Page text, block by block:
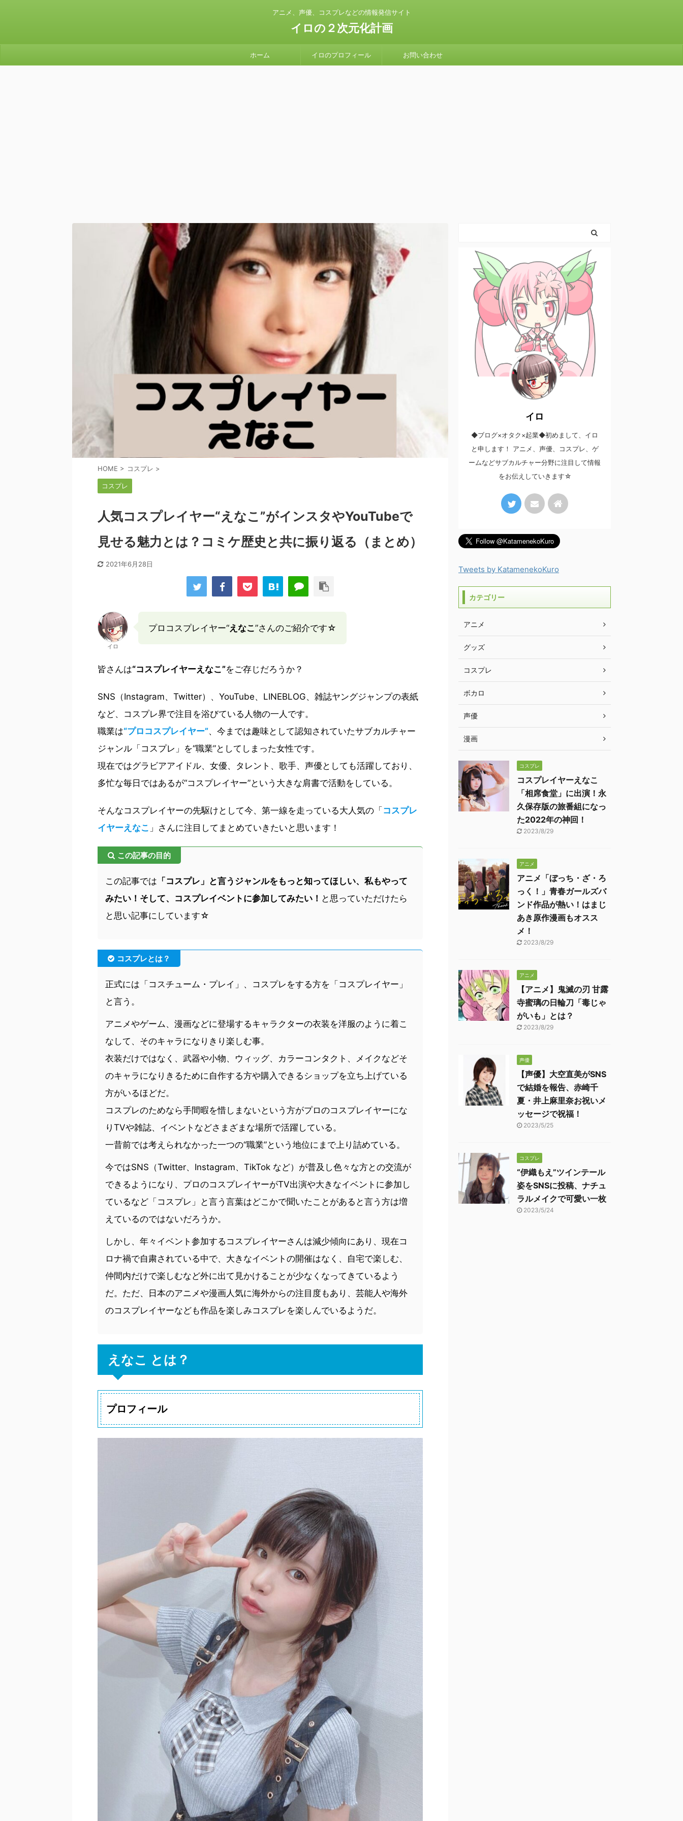
アニメ、声優、コスプレなどの情報発信サイト
イロの２次元化計画
ホーム イロのプロフィール お問い合わせ
HOME > コスプレ >
コスプレ
人気コスプレイヤー“えなこ”がインスタやYouTubeで
見せる魅力とは？コミケ歴史と共に振り返る（まとめ）
2021年6月28日
イロ
プロコスプレイヤー“えなこ”さんのご紹介です☆
皆さんは“コスプレイヤーえなこ”をご存じだろうか？
SNS（Instagram、Twitter）、YouTube、LINEBLOG、雑誌ヤングジャンプの表紙
など、コスプレ界で注目を浴びている人物の一人です。
職業は“プロコスプレイヤー”、今までは趣味として認知されていたサブカルチャー
ジャンル「コスプレ」を“職業”としてしまった女性です。
現在ではグラビアアイドル、女優、タレント、歌手、声優としても活躍しており、
多忙な毎日ではあるが“コスプレイヤー”という大きな肩書で活動をしている。
そんなコスプレイヤーの先駆けとして今、第一線を走っている大人気の「 コスプレ
イヤーえなこ 」さんに注目してまとめていきたいと思います！
この記事の目的
この記事では 「コスプレ」と言うジャンルをもっと知ってほしい、私もやって
みたい！そして、コスプレイベントに参加してみたい！ と思っていただけたら
と思い記事にしています☆
コスプレとは？
正式には「コスチューム・プレイ」、コスプレをする方を「コスプレイヤー」
と言う。
アニメやゲーム、漫画などに登場するキャラクターの衣装を洋服のように着こ
なして、そのキャラになりきり楽しむ事。
衣装だけではなく、武器や小物、ウィッグ、カラーコンタクト、メイクなどそ
のキャラになりきるために自作する方や購入できるショップを立ち上げている
方がいるほどだ。
コスプレのためなら手間暇を惜しまないという方がプロのコスプレイヤーにな
りTVや雑誌、イベントなどさまざまな場所で活躍している。
一昔前では考えられなかった一つの“職業”という地位にまで上り詰めている。
今ではSNS（Twitter、Instagram、TikTok など）が普及し色々な方との交流が
できるようになり、プロのコスプレイヤーがTV出演や大きなイベントに参加し
ているなど「コスプレ」と言う言葉はどこかで聞いたことがあると言う方は増
えているのではないだろうか。
しかし、年々イベント参加するコスプレイヤーさんは減少傾向にあり、現在コ
ロナ禍で自粛されている中で、大きなイベントの開催はなく、自宅で楽しむ、
仲間内だけで楽しむなど外に出て見かけることが少なくなってきているよう
だ。ただ、日本のアニメや漫画人気に海外からの注目度もあり、芸能人や海外
のコスプレイヤーなども作品を楽しみコスプレを楽しんでいるようだ。
えなこ とは？
プロフィール
イロ
◆ブログ×オタク×起業◆初めまして、イロ
と申します！ アニメ、声優、コスプレ、ゲ
ームなどサブカルチャー分野に注目して情報
をお伝えしていきます☆
Tweets by KatamenekoKuro
カテゴリー
アニメ
グッズ
コスプレ
ボカロ
声優
漫画
コスプレ
コスプレイヤーえなこ
「相席食堂」に出演！永
久保存版の旅番組になっ
た2022年の神回！
2023/8/29
アニメ
アニメ「ぼっち・ざ・ろ
っく！」青春ガールズバ
ンド作品が熱い！はまじ
あき原作漫画もオスス
メ！
2023/8/29
アニメ
【アニメ】鬼滅の刃 甘露
寺蜜璃の日輪刀「毒じゃ
がいも」とは？
2023/8/29
声優
【声優】大空直美がSNS
で結婚を報告、赤崎千
夏・井上麻里奈お祝いメ
ッセージで祝福！
2023/5/25
コスプレ
“伊織もえ”ツインテール
姿をSNSに投稿、ナチュ
ラルメイクで可愛い一枚
2023/5/24